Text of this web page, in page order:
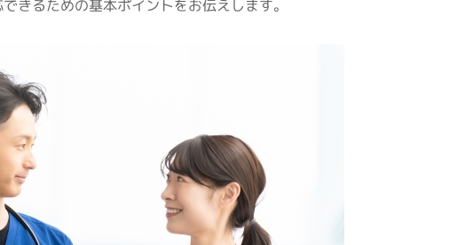
きるための基本ポイントをお伝えします。